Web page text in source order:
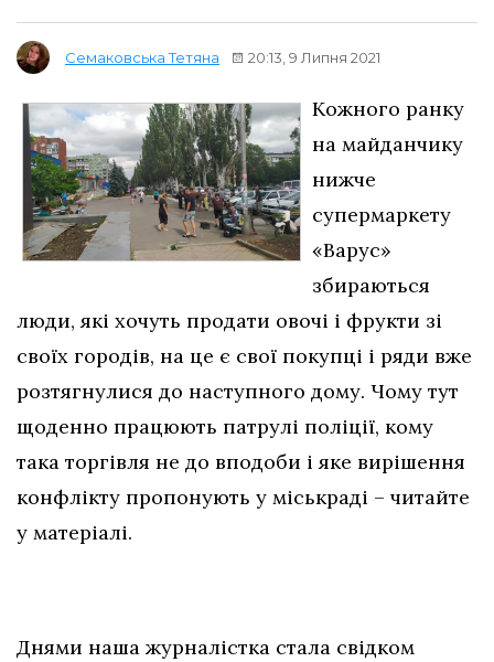
Семаковська Тетяна 20:13, 9 Липня 2021
Кожного ранку
на майданчику
нижче
супермаркету
«Варус»
збираються
люди, які хочуть продати овочі і фрукти зі
своїх городів, на це є свої покупці і ряди вже
розтягнулися до наступного дому. Чому тут
щоденно працюють патрулі поліції, кому
така торгівля не до вподоби і яке вирішення
конфлікту пропонують у міськраді – читайте
у матеріалі.
Днями наша журналістка стала свідком